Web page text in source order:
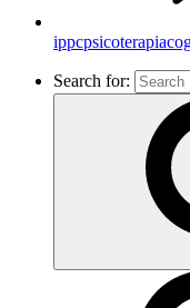
Search for: